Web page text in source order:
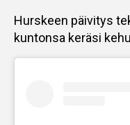
Hurskeen päivitys
kuntonsa keräsi